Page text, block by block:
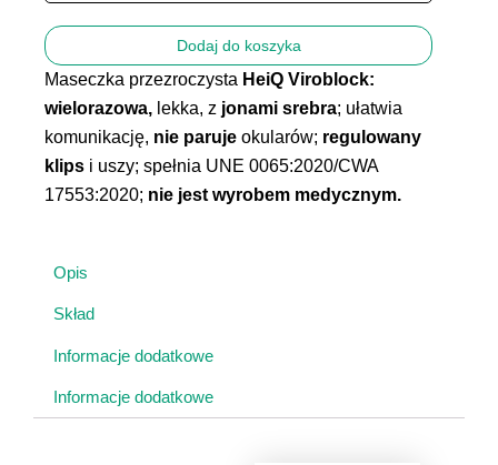
Dodaj do koszyka
Maseczka przezroczysta HeiQ Viroblock:
wielorazowa, lekka, z jonami srebra; ułatwia
komunikację, nie paruje okularów; regulowany
klips i uszy; spełnia UNE 0065:2020/CWA
17553:2020; nie jest wyrobem medycznym.
Opis
Skład
Informacje dodatkowe
Informacje dodatkowe